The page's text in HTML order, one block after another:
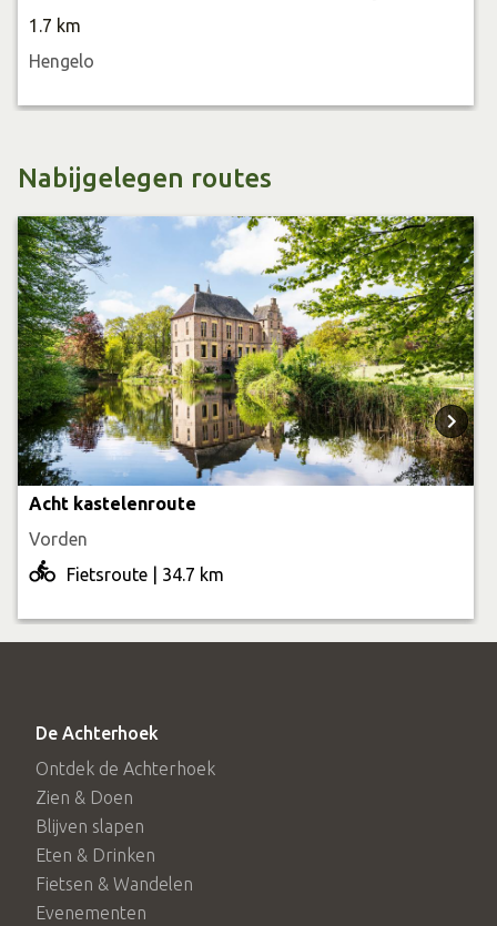
1.7 km
Hengelo
Nabijgelegen routes
Acht kastelenroute
Vorden
Fietsroute | 34.7 km
De Achterhoek
Ontdek de Achterhoek
Zien & Doen
Blijven slapen
Eten & Drinken
Fietsen & Wandelen
Evenementen